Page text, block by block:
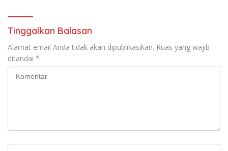
Tinggalkan Balasan
Alamat email Anda tidak akan dipublikasikan. Ruas yang wajib
ditandai *